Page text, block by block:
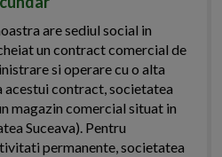
are sediul social in
un contract comercial de
si operare cu o alta
contract, societatea
magazin comercial situat in
Suceava). Pentru
permanente, societatea